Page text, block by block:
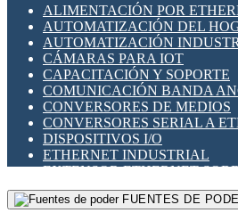
SENSORES INDUCTIVOS
TEMPORIZADORES
VARIACS
VARIADORES DE
SECCIONADORES -
MAQUINARIA
HERRAMIENTAS VARIAS
ILUMINACIÓN LED
INTERRUPTORES REED
INTERFACES DE RELÉ
OTROS RELÉS
PROTECCIÓN TÉRMICA
RELÉS AUTOMOTRICES
RELÉS DE SEÑAL
RELÉS DE ESTADO SÓLIDO
RELÉS INDUSTRIALES
RELÉS MINIATURA DE
SENSORES MAGNÉTICOS
ALIMENTACIÓN POR
AUTOMATIZACIÓN DEL
AUTOMATIZACIÓN
CÁMARAS PARA IOT
CAPACITACIÓN Y SOPORTE
COMUNICACIÓN BANDA
CONVERSORES DE MEDIOS
CONVERSORES SERIAL A
DISPOSITIVOS I/O
ETHERNET INDUSTRIAL
EXTENSOR ETHERNET
GATEWAY LORAWAN
GESTIÓN DE REDES
FUENTES DE